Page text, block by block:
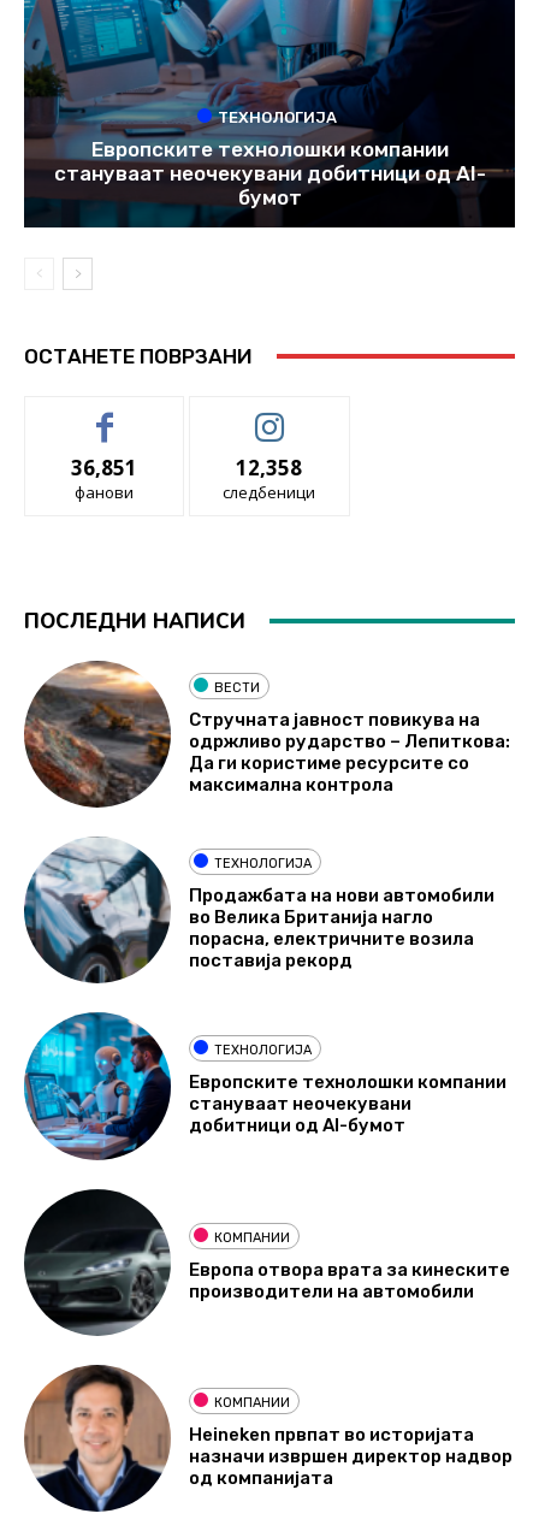
ТЕХНОЛОГИЈА
Европските технолошки компании
стануваат неочекувани добитници од AI-
бумот
ОСТАНЕТЕ ПОВРЗАНИ
36,851
фанови
12,358
следбеници
ПОСЛЕДНИ НАПИСИ
ВЕСТИ
Стручната јавност повикува на
одржливо рударство – Лепиткова:
Да ги користиме ресурсите со
максимална контрола
ТЕХНОЛОГИЈА
Продажбата на нови автомобили
во Велика Британија нагло
порасна, електричните возила
поставија рекорд
ТЕХНОЛОГИЈА
Европските технолошки компании
стануваат неочекувани
добитници од AI-бумот
КОМПАНИИ
Европа отвора врата за кинеските
производители на автомобили
КОМПАНИИ
Heineken првпат во историјата
назначи извршен директор надвор
од компанијата